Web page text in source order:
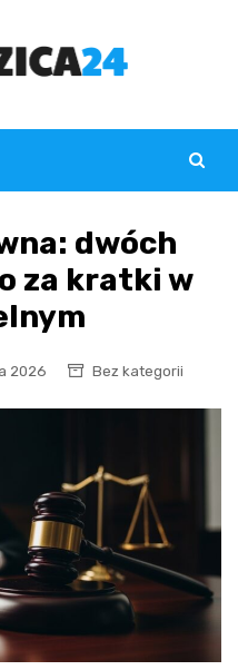
dwóch
za kratki w
2026 Bez kategorii